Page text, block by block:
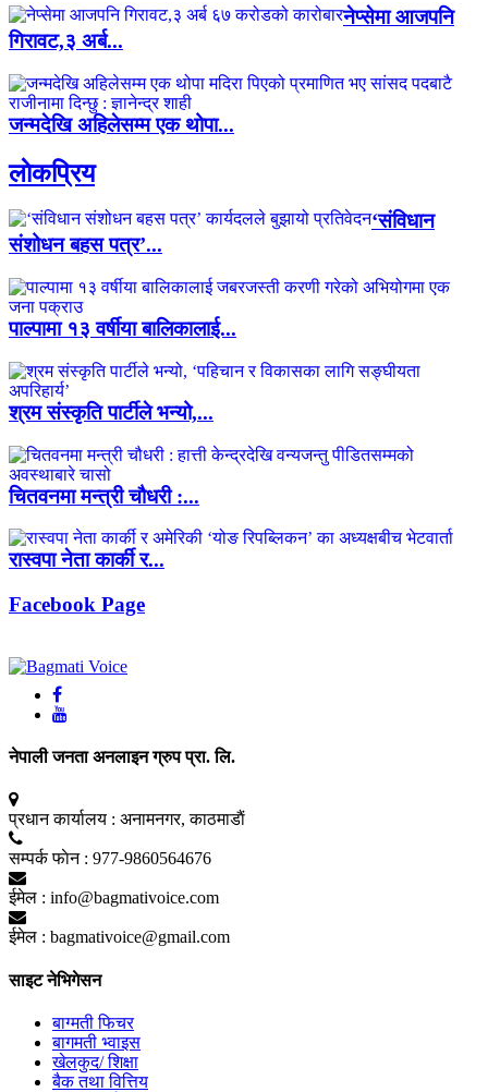
नेप्सेमा आजपनि
गिरावट,३ अर्ब...
जन्मदेखि अहिलेसम्म एक थोपा...
लाेकप्रिय
‘संविधान
संशोधन बहस पत्र’...
पाल्पामा १३ वर्षीया बालिकालाई...
श्रम संस्कृति पार्टीले भन्यो,...
चितवनमा मन्त्री चौधरी :...
रास्वपा नेता कार्की र...
Facebook Page
नेपाली जनता अनलाइन ग्रुप प्रा. लि.
प्रधान कार्यालय : अनामनगर, काठमाडाैं
सम्पर्क फाेन : 977-9860564676
ईमेल : info@bagmativoice.com
ईमेल : bagmativoice@gmail.com
साइट नेभिगेसन
बाग्मती फिचर
बागमती भ्वाइस
खेलकुद/ शिक्षा
बैक तथा वित्तिय